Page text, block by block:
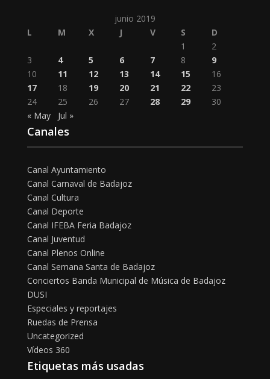
junio 2019
L
M X J V S
D
1
2
3
4 5 6 7 8
9
10
11 12 13 14 15
16
17
18 19 20 21 22
23
24
25 26 27 28 29
30
« May
Jul »
Canales
Canal Ayuntamiento
Canal Carnaval de Badajoz
Canal Cultura
Canal Deporte
Canal IFEBA Feria Badajoz
Canal Juventud
Canal Plenos Online
Canal Semana Santa de Badajoz
Conciertos Banda Municipal de Música de Badajoz
DUSI
Especiales y reportajes
Ruedas de Prensa
Uncategorized
Vídeos 360
Etiquetas más usadas